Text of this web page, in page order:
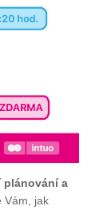
plánování a
Vám, jak